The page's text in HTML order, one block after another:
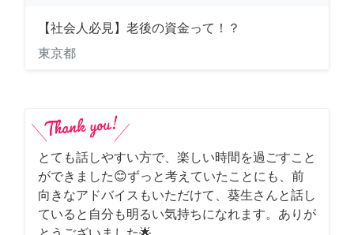
【社会人必見】老後の資金って！？
東京都
とても話しやすい方で、楽しい時間を過ごすこと
ができました😊ずっと考えていたことにも、前
向きなアドバイスもいただけて、葵生さんと話し
ていると自分も明るい気持ちになれます。ありが